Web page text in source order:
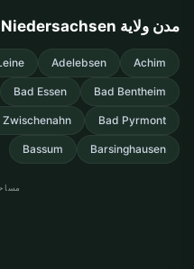
مدن ولاية Niedersachsen
Achim
Adelebsen
Bad Bentheim
Bad Essen
Bad Pyrmont
Zwischenahn
Barsinghausen
Bassum